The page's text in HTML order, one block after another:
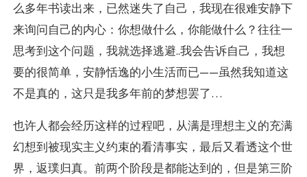
么多年书读出来，已然迷失了自己，我现在很难安静下
来询问自己的内心：你想做什么，你能做什么？往往一
思考到这个问题，我就选择逃避..我会告诉自己，我想
要的很简单，安静恬逸的小生活而已——虽然我知道这
不是真的，这只是我多年前的梦想罢了…
也许人都会经历这样的过程吧，从满是理想主义的充满
幻想到被现实主义约束的看清事实，最后又看透这个世
界，返璞归真。前两个阶段是都能达到的，但是第三阶